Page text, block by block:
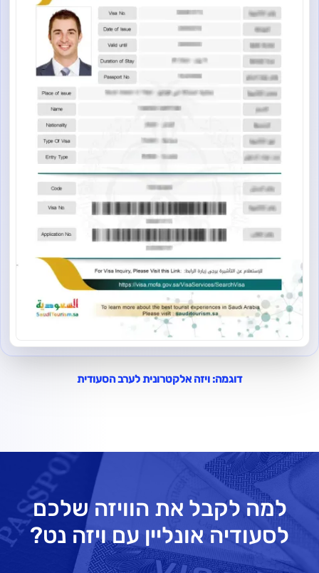
דוגמה: ויזה אלקטרונית לערב הסעודית
למה לקבל את הוויזה שלכם
לסעודיה אונליין עם ויזה נט?